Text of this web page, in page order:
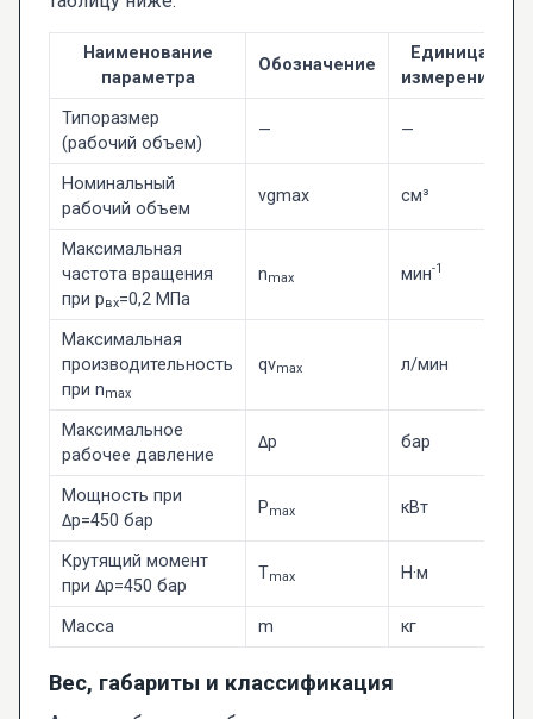
Наименование
параметра
Обозначение
Единица
измерения
Типоразмер
(рабочий объем)
— —
Номинальный
рабочий объем
vgmax см³
Максимальная
частота вращения
при pвх=0,2 МПа
nmax мин-1
Максимальная
производительность
при nmax
qvmax л/мин
Максимальное
рабочее давление
Δp бар
Мощность при
Δp=450 бар
Pmax кВт
Крутящий момент
при Δp=450 бар
Tmax Н·м
Масса m кг
Вес, габариты и классификация